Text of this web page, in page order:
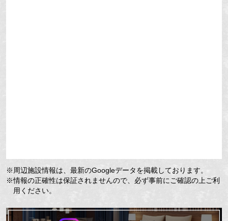
※周辺施設情報は、最新のGoogleデータを掲載しております。
※情報の正確性は保証されませんので、必ず事前にご確認の上ご利
用ください。